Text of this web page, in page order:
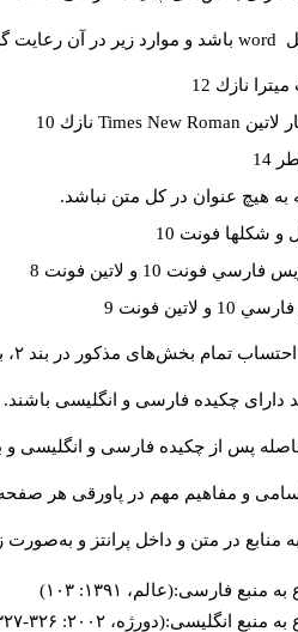
word باشد و موارد زير در آن رعايت
نازك 12
لاتين Times New Roman نازك 10
به هيچ عنوان در كل متن نباشد.
و شكلها فونت 10
فونت 10 و لاتين فونت 8
و لاتين فونت 9
بخش‌های مذکور در بند ۲، بین ۶۰۰۰ تا ۸۰۰۰کلمه باشد.
چکیده فارسی و انگلیسی باشند. حجم هر دو چکیده
پس از چکیده فارسی و انگلیسی و بین ۴-۶ کلمه نوشته
و مفاهیم مهم در پاورقی هر
منابع در متن و داخل پرانتز و
به منبع فارسی:(عالم، ۱۳۹۱: ۱۰۳)
منبع انگلیسی:(دورژه، ۲۰۰۲: ۳۲۶-۳۲۷)